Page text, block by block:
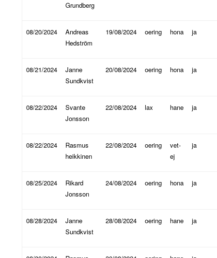
Grundberg
08/20/2024
Andreas
Hedström
19/08/2024 oering hona ja
08/21/2024
Janne
Sundkvist
20/08/2024 oering hona ja
08/22/2024
Svante
Jonsson
22/08/2024 lax hane ja
08/22/2024
Rasmus
heikkinen
22/08/2024 oering
vet-
ej
ja
08/25/2024
Rikard
Jonsson
24/08/2024 oering hona ja
08/28/2024
Janne
Sundkvist
28/08/2024 oering hane ja